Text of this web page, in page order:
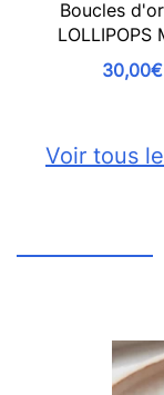
Boucles
LOLLIPOPS
30,00€
Voir tous